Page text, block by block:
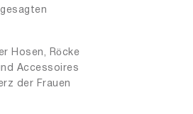
Hosen, Röcke
Accessoires
der Frauen